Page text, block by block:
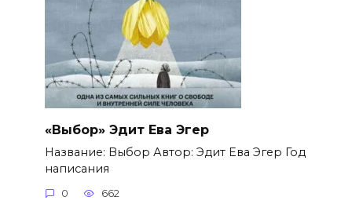
«Выбор» Эдит Ева Эгер
Название: Выбор Автор: Эдит Ева Эгер Год
написания
0 662